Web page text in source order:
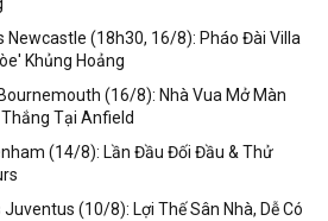
Newcastle (18h30, 16/8): Pháo Đài Villa
Khủng Hoảng
(16/8): Nhà Vua Mở Màn
Tại Anfield
(14/8): Lần Đầu Đối Đầu & Thử
(10/8): Lợi Thế Sân Nhà, Dễ Có